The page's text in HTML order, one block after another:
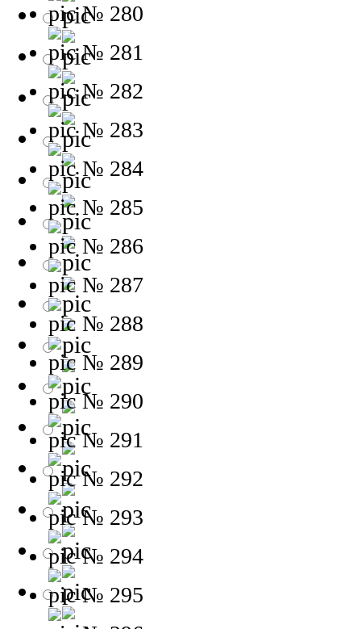
№ 280
№ 281
№ 282
№ 283
№ 284
№ 285
№ 286
№ 287
№ 288
№ 289
№ 290
№ 291
№ 292
№ 293
№ 294
№ 295